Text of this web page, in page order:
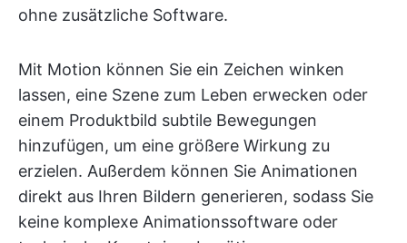
ohne zusätzliche Software.
Mit Motion können Sie ein Zeichen winken
lassen, eine Szene zum Leben erwecken oder
einem Produktbild subtile Bewegungen
hinzufügen, um eine größere Wirkung zu
erzielen. Außerdem können Sie Animationen
direkt aus Ihren Bildern generieren, sodass Sie
keine komplexe Animationssoftware oder